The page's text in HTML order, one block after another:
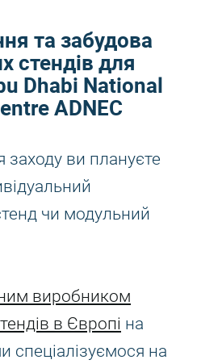
та забудова
стендів для
Dhabi National
ADNEC
заходу ви плануєте
чи модульний
виробником
в Європі на
спеціалізуємося на